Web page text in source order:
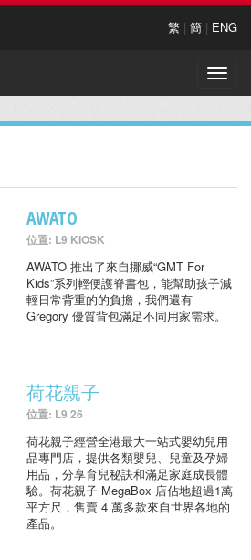
繁 | 簡 | ENG
Toggle
AWATO
位置: L9 KIOSK
AWATO 推出了來自挪威“GMT For
Kids”系列輕便護脊書包，能幫助孩子減
輕日常背重的的負擔，我們還有
Gregory 優質背包滿足不同用家需求。
荷花親子
位置: L9 26
荷花親子經營全港最大一站式嬰幼兒用
品專門店，提供各類嬰兒、兒童及孕婦
用品，分享育兒秘訣和滿足家庭成長體
驗。荷花親子 MegaBox 店佔地超過1萬
平方尺，售賣 4 萬多款來自世界各地的
產品。